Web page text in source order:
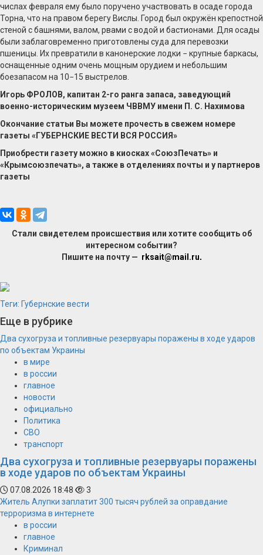
числах февраля ему было поручено участвовать в осаде города
Торна, что на правом берегу Вислы. Город был окружён крепостной
стеной с башнями, валом, рвами с водой и бастионами. Для осады
были заблаговременно приготовлены суда для перевозки
пшеницы. Их превратили в канонерские лодки − крупные баркасы,
оснащенные одним очень мощным орудием и небольшим
боезапасом на 10−15 выстрелов.
Игорь ФРОЛОВ, капитан 2-го ранга запаса, заведующий
военно-историческим музеем ЧВВМУ имени П. С. Нахимова
Окончание статьи Вы можете прочесть в свежем номере
газеты «ГУБЕРНСКИЕ ВЕСТИ ВСЯ РОССИЯ»
Приобрести газету можно в киосках «СоюзПечать» и
«Крымсоюзпечать», а также в отделениях почты и у партнеров
газеты
Стали свидетелем происшествия или хотите сообщить об
интересном событии?
Пишите на почту — rksait@mail.ru.
Теги: Губернские вести
Еще в рубрике
Два сухогруза и топливные резервуары поражены в ходе ударов
по объектам Украины
в мире
в россии
главное
новости
официально
Политика
СВО
транспорт
Два сухогруза и топливные резервуары поражены
в ходе ударов по объектам Украины
07.08.2026 18:48
3
Житель Алупки заплатит 300 тысяч рублей за оправдание
терроризма в интернете
в россии
главное
Криминал